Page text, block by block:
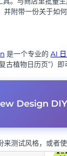
并附带一份关于如
是一个专业的 AI
植物日历页”）即
保全年风格一致。
色改成蓝色”）。
Design
来测试风格，或